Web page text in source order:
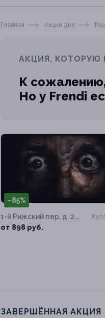
Главная Акции дня
АКЦИЯ, КОТОРУЮ
К
Но у Frendi
–85%
1-й Рижский пер, д. 2,
стр. 10
от 898 руб.
ЗАВЕРШЁННАЯ АКЦИЯ